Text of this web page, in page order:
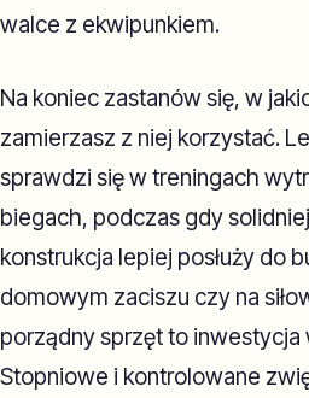
walce z ekwipunkiem.
Na koniec zastanów się, w
zamierzasz z niej korzystać.
sprawdzi się w treningach
biegach, podczas gdy
konstrukcja lepiej posłuży do
domowym zaciszu czy na
porządny sprzęt to inwestycja
Stopniowe i kontrolowane